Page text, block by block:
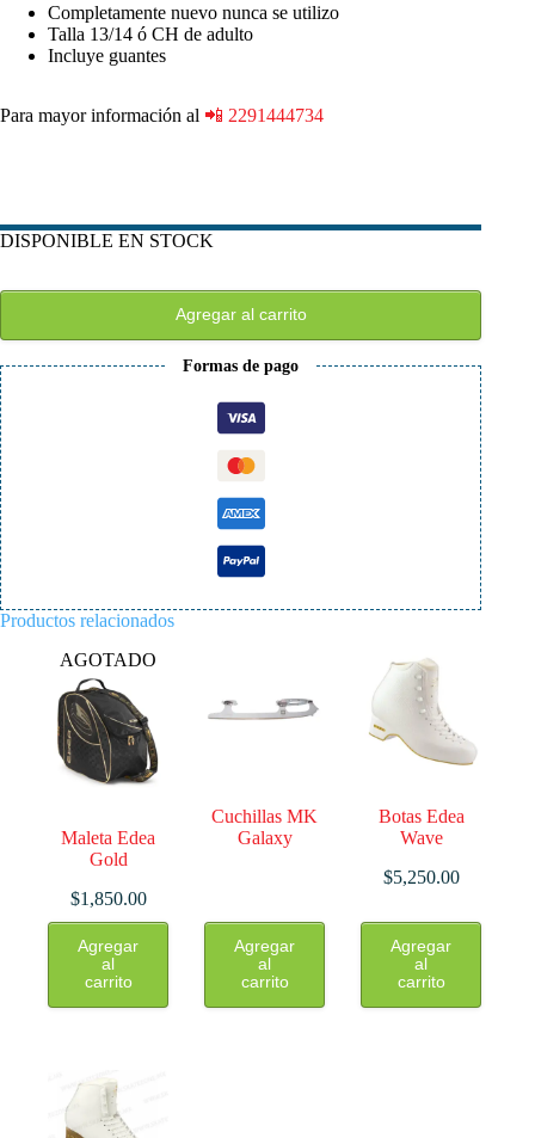
Completamente nuevo nunca se utilizo
Talla 13/14 ó CH de adulto
Incluye guantes
Para mayor información al 📲 2291444734
DISPONIBLE EN STOCK
Agregar al carrito
Formas de pago
Productos relacionados
AGOTADO
Maleta Edea
Gold
$1,850.00
Agregar
al
carrito
Cuchillas MK
Galaxy
Agregar
al
carrito
Botas Edea
Wave
$5,250.00
Agregar
al
carrito
Este
producto
tiene